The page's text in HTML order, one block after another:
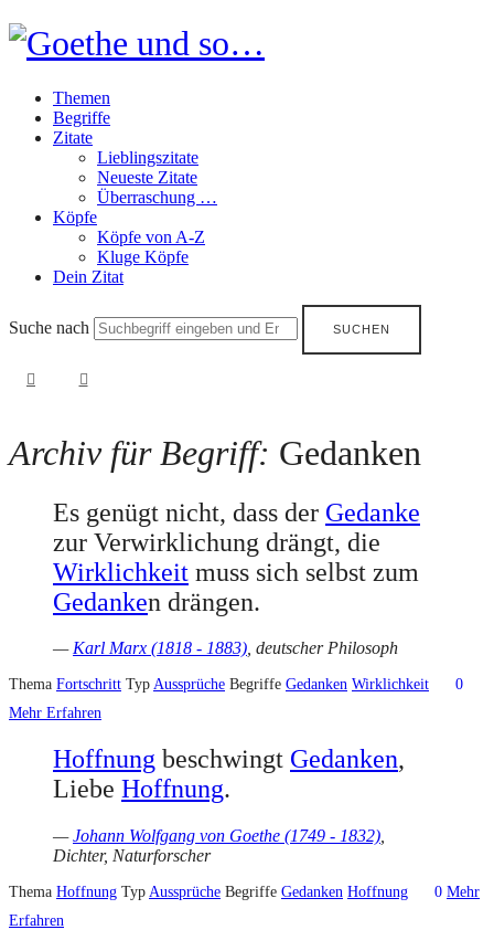
Goethe
und
so…
Themen
Begriffe
Zitate
Lieblingszitate
Neueste Zitate
Überraschung …
Köpfe
Köpfe von A-Z
Kluge Köpfe
Dein Zitat
Suche nach
Archiv für Begriff: Gedanken
Es genügt nicht, dass der Gedanke
zur Verwirklichung drängt, die
Wirklichkeit muss sich selbst zum
Gedanken drängen.
—Karl Marx (1818 - 1883), deutscher Philosoph
Thema Fortschritt Typ Aussprüche Begriffe Gedanken Wirklichkeit
0
Mehr Erfahren
Hoffnung beschwingt Gedanken,
Liebe Hoffnung.
—Johann Wolfgang von Goethe (1749 - 1832)
Dichter, Naturforscher
Thema Hoffnung Typ Aussprüche Begriffe Gedanken Hoffnung 0 Mehr
Erfahren